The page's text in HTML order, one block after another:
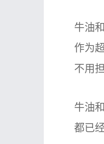
牛油
作为
不用
牛油
都已